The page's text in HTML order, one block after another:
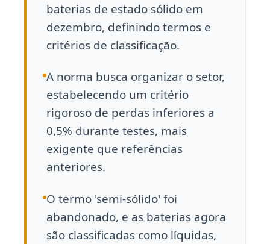
baterias de estado sólido em
dezembro, definindo termos e
critérios de classificação.
A norma busca organizar o setor,
estabelecendo um critério
rigoroso de perdas inferiores a
0,5% durante testes, mais
exigente que referências
anteriores.
O termo 'semi-sólido' foi
abandonado, e as baterias agora
são classificadas como líquidas,